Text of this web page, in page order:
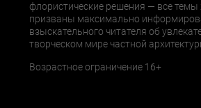
флористические решения — все
призваны максимально
взыскательного читателя об
творческом мире частной
Возрастное ограничение 16+